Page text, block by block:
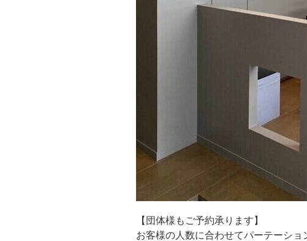
【団体様もご予約承ります】
お客様の人数に合わせてパーテーシ